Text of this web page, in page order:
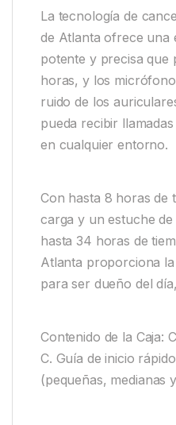
La tecnología de
de Atlanta ofrece una
potente y precisa que
horas, y los
ruido de los
pueda recibir
en cualquier entorno.
Con hasta 8 horas de
carga y un estuche
hasta 34 horas de
Atlanta proporciona
para ser dueño del
Contenido de la Caja:
C. Guía de inicio
(pequeñas, medianas